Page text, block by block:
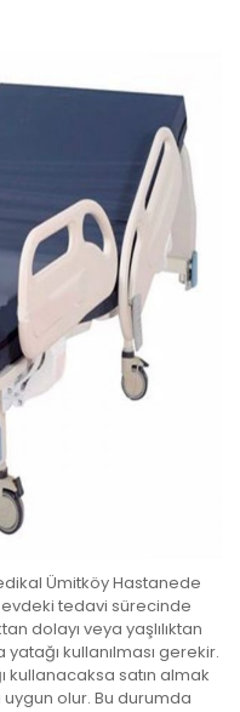
Ümitköy Hastanede
tedavi sürecinde
dolayı veya yaşlılıktan
kullanılması gerekir.
kullanacaksa satın almak
olur. Bu durumda